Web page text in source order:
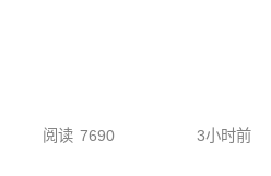
阅读 7690 3小时前